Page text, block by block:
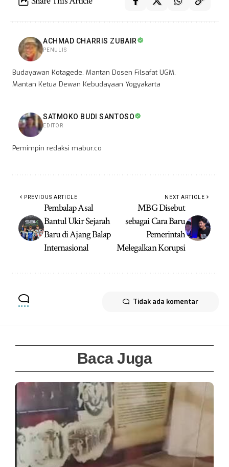
ACHMAD CHARRIS ZUBAIR
PENULIS
Budayawan Kotagede, Mantan Dosen Filsafat UGM,
Mantan Ketua Dewan Kebudayaan Yogyakarta
SATMOKO BUDI SANTOSO
EDITOR
Pemimpin redaksi mabur.co
PREVIOUS ARTICLE
Pembalap Asal
Bantul Ukir Sejarah
Baru di Ajang Balap
Internasional
NEXT ARTICLE
MBG Disebut
sebagai Cara Baru
Pemerintah
Melegalkan Korupsi
Tidak ada komentar
Baca Juga